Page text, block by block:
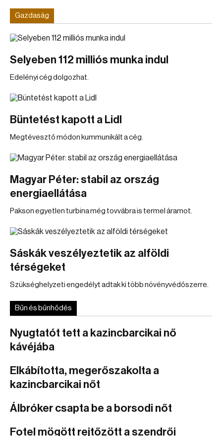
Gazdaság
Selyeben 112 milliós munka indul
Edelényi cég dolgozhat.
Büntetést kapott a Lidl
Megtévesztő módon kummunikált a cég.
Magyar Péter: stabil az ország
energiaellátása
Pakson egyetlen turbina még tovvábra is termel áramot.
Sáskák veszélyeztetik az alföldi
térségeket
Szükséghelyzeti engedélyt adtak ki több növényvédőszerre.
Bűn és bűnhődés
Nyugtatót tett a kazincbarcikai nő
kávéjába
Elkábította, megerőszakolta a
kazincbarcikai nőt
Álbróker csapta be a borsodi nőt
Fotel mögött rejtőzött a szendrői